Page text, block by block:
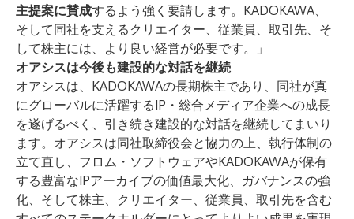
主提案に賛成するよう強く要請します。KADOKAWA、
そして同社を支えるクリエイター、従業員、取引先、そ
して株主には、より良い経営が必要です。」
オアシスは今後も建設的な対話を継続
オアシスは、KADOKAWAの長期株主であり、同社が真
にグローバルに活躍するIP・総合メディア企業への成長
を遂げるべく、引き続き建設的な対話を継続してまいり
ます。オアシスは同社取締役会と協力の上、執行体制の
立て直し、フロム・ソフトウェアやKADOKAWAが保有
する豊富なIPアーカイブの価値最大化、ガバナンスの強
化、そして株主、クリエイター、従業員、取引先を含む